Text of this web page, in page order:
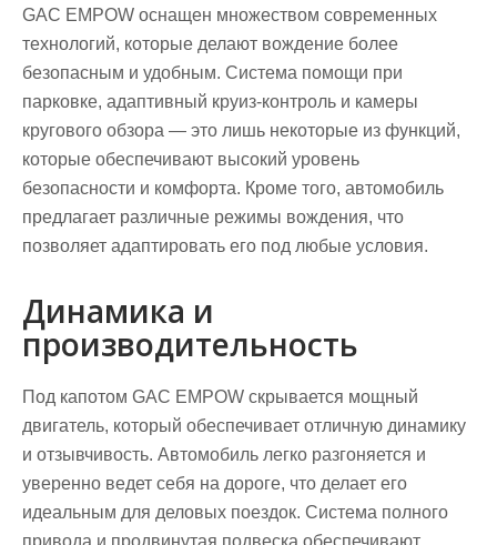
GAC EMPOW оснащен множеством современных
технологий, которые делают вождение более
безопасным и удобным. Система помощи при
парковке, адаптивный круиз-контроль и камеры
кругового обзора — это лишь некоторые из функций,
которые обеспечивают высокий уровень
безопасности и комфорта. Кроме того, автомобиль
предлагает различные режимы вождения, что
позволяет адаптировать его под любые условия.
Динамика и
производительность
Под капотом GAC EMPOW скрывается мощный
двигатель, который обеспечивает отличную динамику
и отзывчивость. Автомобиль легко разгоняется и
уверенно ведет себя на дороге, что делает его
идеальным для деловых поездок. Система полного
привода и продвинутая подвеска обеспечивают